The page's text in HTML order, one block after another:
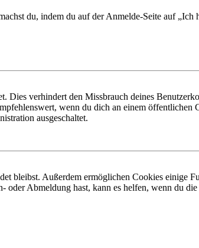
du, indem du auf der Anmelde-Seite auf „Ich
Dies verhindert den Missbrauch deines
wenn du dich an einem öffentlichen
ausgeschaltet.
bleibst. Außerdem ermöglichen Cookies einige
Abmeldung hast, kann es helfen, wenn du